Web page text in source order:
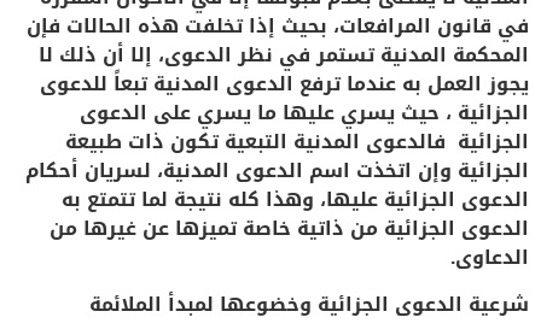
في قانون المرافعات، بحيث إذا تخلفت هذه الحالات فإن
المحكمة المدنية تستمر في نظر الدعوى، إلا أن ذلك لا
يجوز العمل به عندما ترفع الدعوى المدنية تبعاً للدعوى
الجزائية ، حيث يسري عليها ما يسري على الدعوى
الجزائية فالدعوى المدنية التبعية تكون ذات طبيعة
الجزائية وإن اتخذت اسم الدعوى المدنية، لسريان أحكام
الدعوى الجزائية عليها، وهذا كله نتيجة لما تتمتع به
الدعوى الجزائية من ذاتية خاصة تميزها عن غيرها من
الدعاوى.
شرعية الدعوى الجزائية وخضوعها لمبدأ الملائمة